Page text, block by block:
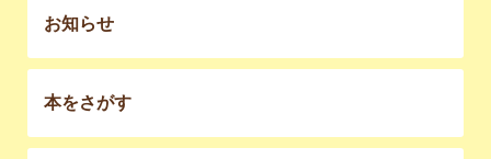
お知らせ
本をさがす